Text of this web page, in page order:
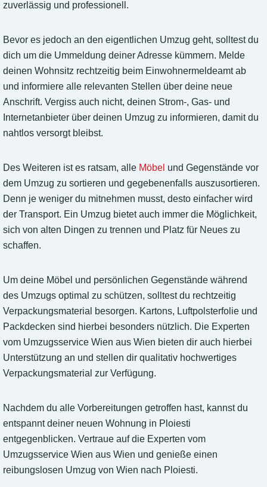
zuverlässig und professionell.
Bevor es jedoch an den eigentlichen Umzug geht, solltest du
dich um die Ummeldung deiner Adresse kümmern. Melde
deinen Wohnsitz rechtzeitig beim Einwohnermeldeamt ab
und informiere alle relevanten Stellen über deine neue
Anschrift. Vergiss auch nicht, deinen Strom-, Gas- und
Internetanbieter über deinen Umzug zu informieren, damit du
nahtlos versorgt bleibst.
Des Weiteren ist es ratsam, alle Möbel und Gegenstände vor
dem Umzug zu sortieren und gegebenenfalls auszusortieren.
Denn je weniger du mitnehmen musst, desto einfacher wird
der Transport. Ein Umzug bietet auch immer die Möglichkeit,
sich von alten Dingen zu trennen und Platz für Neues zu
schaffen.
Um deine Möbel und persönlichen Gegenstände während
des Umzugs optimal zu schützen, solltest du rechtzeitig
Verpackungsmaterial besorgen. Kartons, Luftpolsterfolie und
Packdecken sind hierbei besonders nützlich. Die Experten
vom Umzugsservice Wien aus Wien bieten dir auch hierbei
Unterstützung an und stellen dir qualitativ hochwertiges
Verpackungsmaterial zur Verfügung.
Nachdem du alle Vorbereitungen getroffen hast, kannst du
entspannt deiner neuen Wohnung in Ploiesti
entgegenblicken. Vertraue auf die Experten vom
Umzugsservice Wien aus Wien und genieße einen
reibungslosen Umzug von Wien nach Ploiesti.